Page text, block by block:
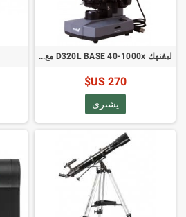
ليفنهك D320L BASE 40-1000x مع كاميرا 3 ميجابيكسل (رمز المنتج: 73812)
270 US$
يشترى